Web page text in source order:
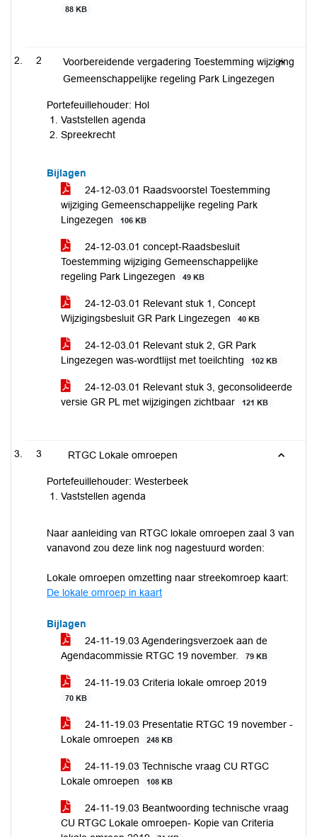
88 KB
2
Voorbereidende vergadering Toestemming wijziging
Gemeenschappelijke regeling Park Lingezegen
Portefeuillehouder: Hol
Vaststellen agenda
Spreekrecht
Bijlagen
24-12-03.01 Raadsvoorstel Toestemming
wijziging Gemeenschappelijke regeling Park
Lingezegen
106 KB
24-12-03.01 concept-Raadsbesluit
Toestemming wijziging Gemeenschappelijke
regeling Park Lingezegen
49 KB
24-12-03.01 Relevant stuk 1, Concept
Wijzigingsbesluit GR Park Lingezegen
40 KB
24-12-03.01 Relevant stuk 2, GR Park
Lingezegen was-wordtlijst met toeilchting
102 KB
24-12-03.01 Relevant stuk 3, geconsolideerde
versie GR PL met wijzigingen zichtbaar
121 KB
3 RTGC Lokale omroepen
Portefeuillehouder: Westerbeek
Vaststellen agenda
Naar aanleiding van RTGC lokale omroepen zaal 3 van
vanavond zou deze link nog nagestuurd worden:
Lokale omroepen omzetting naar streekomroep kaart:
De lokale omroep in kaart
Bijlagen
24-11-19.03 Agenderingsverzoek aan de
Agendacommissie RTGC 19 november.
79 KB
24-11-19.03 Criteria lokale omroep 2019
70 KB
24-11-19.03 Presentatie RTGC 19 november -
Lokale omroepen
248 KB
24-11-19.03 Technische vraag CU RTGC
Lokale omroepen
108 KB
24-11-19.03 Beantwoording technische vraag
CU RTGC Lokale omroepen- Kopie van Criteria